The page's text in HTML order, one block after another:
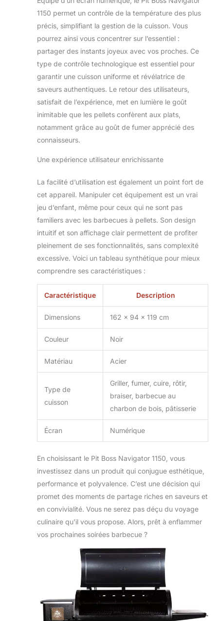
le barbecue
particulièrement
résistant et durable.
Pour toutes les
situations : grâce à
la diversité de
cuisson 8 en 1,
vous pouvez
choisir la cuisson
optimale pour
méthode de
cuisson nécessaire.
rangement et
rangement : les
surfaces latérales
réglables assurent
un espace de
rangement
suffisant.
Réglage de la
continu : le réglage
individuel de la
température sur le
grill/fumoir assure
résultats de
1150 permet un contrôle de la température des plus
précis, simplifiant la gestion de la cuisson. Vous
pourrez ainsi vous concentrer sur l’essentiel :
partager des instants joyeux avec vos proches. Ce
type de contrôle technologique est essentiel pour
garantir une cuisson uniforme et révélatrice de
saveurs authentiques. Le retour des utilisateurs,
satisfait de l’expérience, met en lumière le goût
inimitable que les pellets confèrent aux plats,
notamment grâce au goût de fumer apprécié des
connaisseurs.
Une expérience utilisateur enrichissante
La facilité d’utilisation est également un point fort de
cet appareil. Manipuler cet équipement est un vrai
jeu d’enfant, même pour ceux qui ne sont pas
familiers avec les barbecues à pellets. Son design
intuitif et son affichage clair permettent de profiter
pleinement de ses fonctionnalités, sans complexité
excessive. Voici un tableau synthétique pour mieux
comprendre ses caractéristiques :
Caractéristique Description
Dimensions 162 x 94 x 119 cm
Couleur Noir
Matériau Acier
Type de
cuisson
Griller, fumer, cuire, rôtir,
braiser, barbecue au
charbon de bois, pâtisserie
Écran Numérique
En choisissant le Pit Boss Navigator 1150, vous
investissez dans un produit qui conjugue esthétique,
performance et polyvalence. C’est une décision qui
promet des moments de partage riches en saveurs et
en convivialité. Vous ne serez pas déçu du voyage
culinaire qu’il vous propose. Alors, prêt à enflammer
vos prochaines soirées barbecue ?